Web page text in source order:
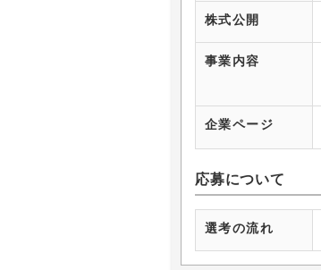
株式公開
事業内容
企業ページ
応募について
選考の流れ